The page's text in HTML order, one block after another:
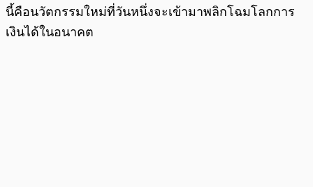
นี้คือนวัตกรรมใหม่ที่วันหนึ่งจะเข้ามาพลิกโฉมโลกการ
เงินได้ในอนาคต